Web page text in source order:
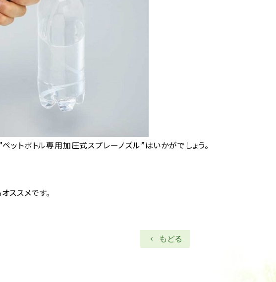
ットボトル専用加圧式スプレーノズル”はいかがでしょう。
ススメです。
もどる